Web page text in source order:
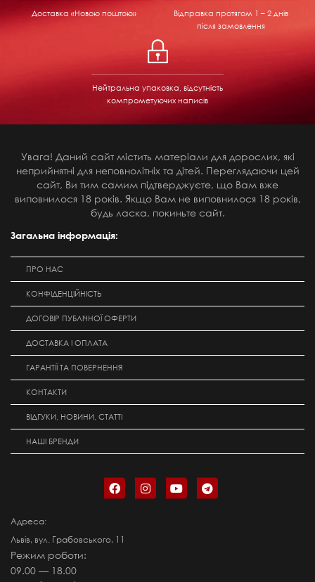
Доставка «Новою поштою» Відправка протягом 1 – 2 днів
після замовлення
Нейтральна упаковка, відсутність
компрометуючих написів
Увага! Даний сайт містить матеріали для дорослих, які
неприйнятні для неповнолітніх та дітей. Переглядаючи цей
сайт, Ви тим самим підтверджуєте, що Вам вже
виповнилося 18 років. Якщо Вам не виповнилося 18 років,
будь ласка, покиньте сайт.
Загальна інформація:
ПРО НАС
КОНФІДЕНЦІЙНІСТЬ
ДОГОВІР ПУБЛІЧНОЇ ОФЕРТИ
ДОСТАВКА І ОПЛАТА
ГАРАНТІЇ ТА ПОВЕРНЕННЯ
КОНТАКТИ
ВІДГУКИ, НОВИНИ, СТАТТІ
НАШІ БРЕНДИ
Адреса:
Львів, вул. Грабовського, 11
Режим роботи:
09.00 — 18.00